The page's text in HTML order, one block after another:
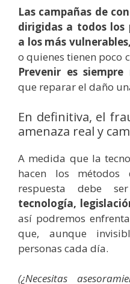
Las campañas de
dirigidas a todos los
a los más vulnerables,
o quienes tienen poco
Prevenir es
que reparar el daño
En definitiva, el
amenaza real y
A medida que la
hacen los métodos
respuesta debe
tecnología,
así podremos
que, aunque
personas cada día.
(¿Necesitas